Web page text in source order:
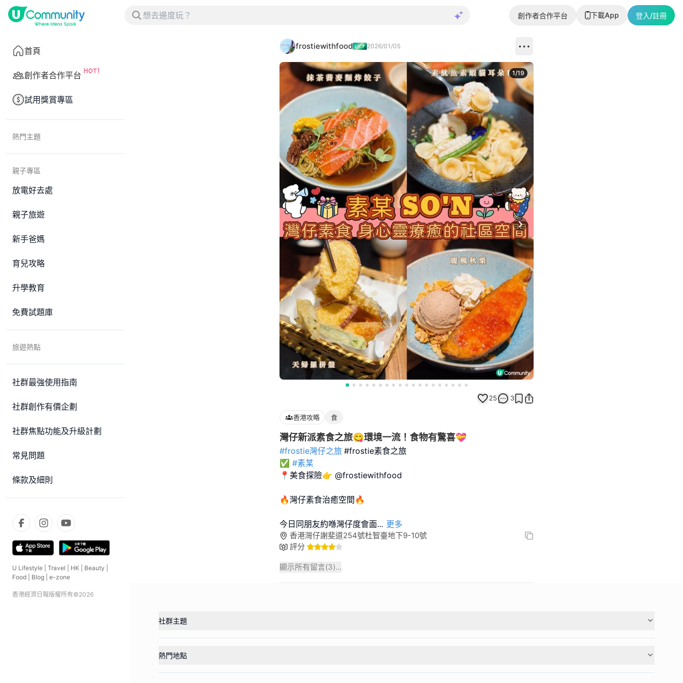
創作者合作平台 下載App 登入/註冊
首頁
創作者合作平台
試用獎賞專區
熱門主題
親子專區
放電好去處
親子旅遊
新手爸媽
育兒攻略
升學教育
免費試題庫
旅遊熱點
社群最強使用指南
社群創作有價企劃
社群焦點功能及升級計劃
常見問題
條款及細則
U Lifestyle Travel HK Beauty
Food
Blog e-zone
香港經濟日報版權所有©2026
frostiewithfood 2026/01/05
Next slide
1/19
25 3
香港攻略 食
灣仔新派素食之旅😋環境一流！食物有驚喜💝
#frostie灣仔之旅 #frostie素食之旅
✅ #素某
📍美食探險👉 @frostiewithfood
🔥灣仔素食治癒空間🔥
今日同朋友約喺灣仔度會面... 更多
香港灣仔謝斐道254號杜智臺地下9-10號
評分
顯示所有留言(3)...
社群主題
熱門地點